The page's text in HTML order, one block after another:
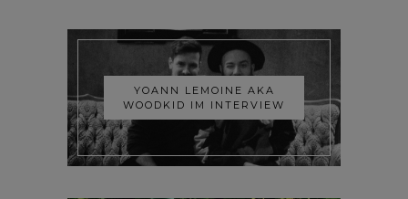
YOANN LEMOINE AKA
WOODKID IM INTERVIEW